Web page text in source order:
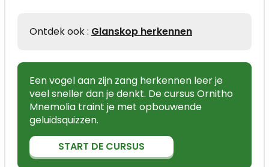
Ontdek ook : Glanskop herkennen
Een vogel aan zijn zang herkennen leer je
veel sneller dan je denkt. De cursus Ornitho
Mnemolia traint je met opbouwende
geluidsquizzen.
START DE CURSUS